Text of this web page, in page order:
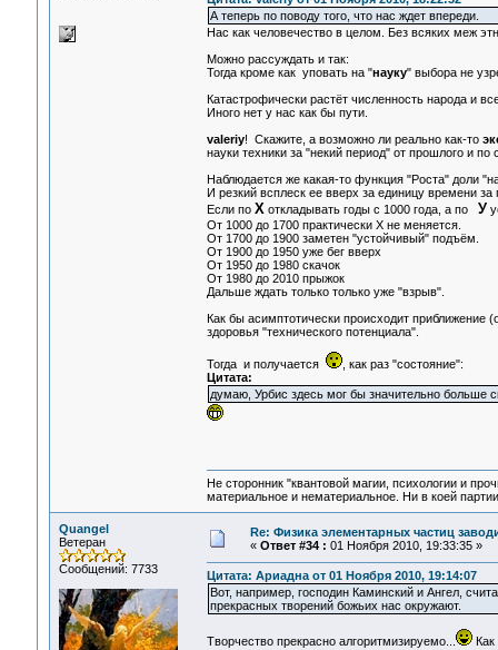
А теперь по поводу того, что нас ждет впереди.
Нас как человечество в целом. Без всяких меж
Можно рассуждать и так:
Тогда кроме как уповать на "науку" выбора не
Катастрофически растёт численность народа и
Иного нет у нас как бы пути.
valeriy! Скажите, а возможно ли реально как-то
науки техники за "некий период" от прошлого и по
Наблюдается же какая-то функция "Роста" доли
И резкий всплеск ее вверх за единицу времени
Если по Х откладывать годы с 1000 года, а по У
От 1000 до 1700 практически Х не меняется.
От 1700 до 1900 заметен "устойчивый" подъём.
От 1900 до 1950 уже бег вверх
От 1950 до 1980 скачок
От 1980 до 2010 прыжок
Дальше ждать только только уже "взрыв".
Как бы асимптотически происходит
здоровья "технического потенциала".
Тогда и получается
, как раз "состояние":
Цитата:
думаю, Урбис здесь мог бы значительно больше
Не сторонник "квантовой магии, психологии и
материальное и нематериальное. Ни в коей
Quangel
Ветеран
Сообщений: 7733
Re: Физика элементарных частиц
« Ответ #34 : 01 Ноября 2010, 19:33:35 »
Цитата: Ариадна от 01 Ноября 2010, 19:14:07
Вот, например, господин Каминский и Ангел,
прекрасных творений божьих нас окружают.
Творчество прекрасно алгоритмизируемо...
Как